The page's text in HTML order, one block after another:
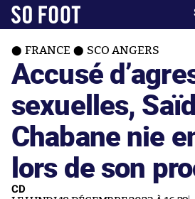
FRANCE SCO ANGERS
Accusé
sexuelles, Saïd
Chabane nie
lors de son
CD